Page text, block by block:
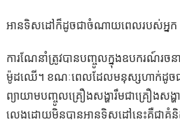
អានទិសដៅក៏ដូចជាចំណាយពេលរបស់អ្នក
ការណែនាំត្រូវបានបញ្ចូលក្នុងឧបករណ៍រច
ម៉ូដឈើ។ ខណៈពេលដែលមនុស្សហាក់ដូច
ព្យាយាមបញ្ចូលគ្រឿងសង្ហារឹមជាគ្រឿងសង្ហ
លេងដោយមិនបានអានទិសដៅនេះគឺជាគំនិ